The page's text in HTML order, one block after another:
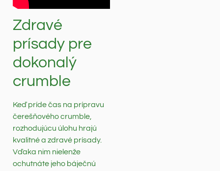
Zdravé
prísady pre
dokonalý
crumble
Keď príde čas na prípravu
čerešňového crumble,
rozhodujúcu úlohu hrajú
kvalitné a zdravé prísady.
Vďaka nim nielenže
ochutnáte jeho báječnú